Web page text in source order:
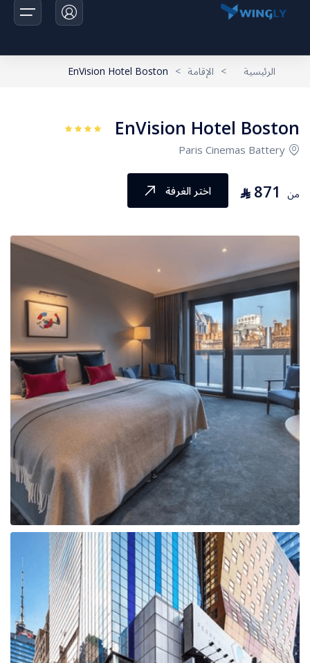
الرحلات
تواصل معانا
الرئيسية > الإقامة >
EnVision Hotel Boston
EnVision Hotel Boston
Paris Cinemas Battery
من 871
⃁ اختر الغرفة